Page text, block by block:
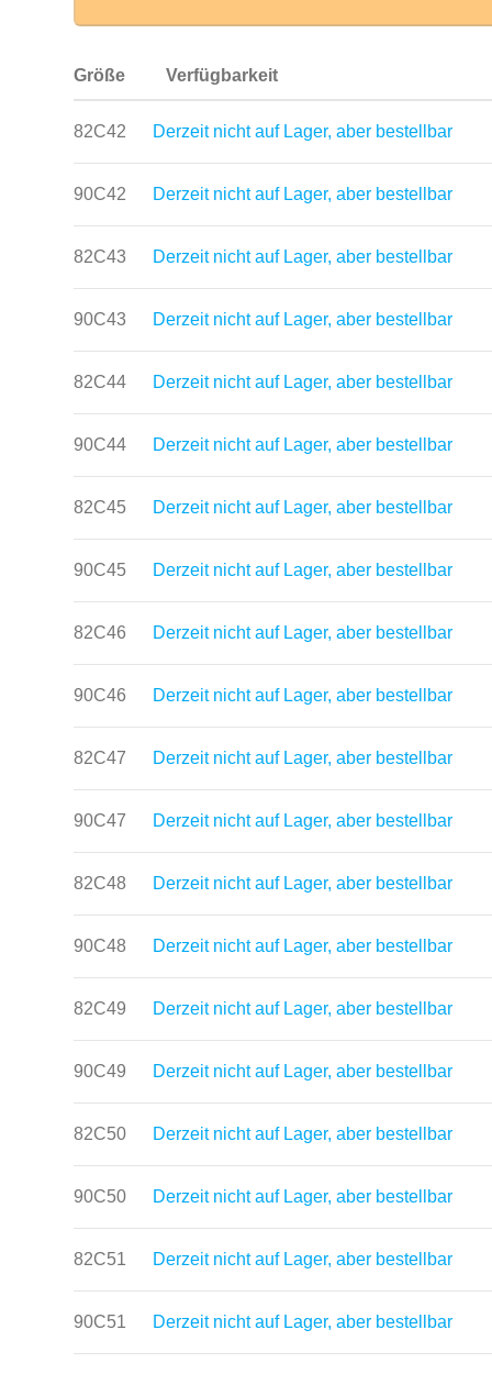
Größe Verfügbarkeit
82C42 Derzeit nicht auf Lager, aber bestellbar
90C42 Derzeit nicht auf Lager, aber bestellbar
82C43 Derzeit nicht auf Lager, aber bestellbar
90C43 Derzeit nicht auf Lager, aber bestellbar
82C44 Derzeit nicht auf Lager, aber bestellbar
90C44 Derzeit nicht auf Lager, aber bestellbar
82C45 Derzeit nicht auf Lager, aber bestellbar
90C45 Derzeit nicht auf Lager, aber bestellbar
82C46 Derzeit nicht auf Lager, aber bestellbar
90C46 Derzeit nicht auf Lager, aber bestellbar
82C47 Derzeit nicht auf Lager, aber bestellbar
90C47 Derzeit nicht auf Lager, aber bestellbar
82C48 Derzeit nicht auf Lager, aber bestellbar
90C48 Derzeit nicht auf Lager, aber bestellbar
82C49 Derzeit nicht auf Lager, aber bestellbar
90C49 Derzeit nicht auf Lager, aber bestellbar
82C50 Derzeit nicht auf Lager, aber bestellbar
90C50 Derzeit nicht auf Lager, aber bestellbar
82C51 Derzeit nicht auf Lager, aber bestellbar
90C51 Derzeit nicht auf Lager, aber bestellbar